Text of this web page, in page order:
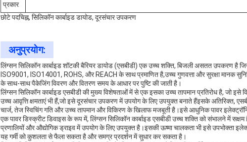
प्रकार
छोटे पदचिह्न, सिलिकॉन कार्बाइड डायोड, दूरसंचार उपकरण
अनुप्रयोग:
लिंग्सन सिलिकॉन कार्बाइड शॉटकी बैरियर डायोड (एसबीडी) एक उच्च शक्ति, बिजली असतत उपकरण है
ISO9001, ISO14001, ROHS, और REACH के साथ प्रमाणित है,उच्च गुणवत्ता और सुरक्षा मानक
के साथ-साथ पैकेजिंग विवरण और वितरण समय के आधार पर पुष्टि की जाती है।
लिंग्सन सिलिकॉन कार्बाइड एसबीडी की मुख्य विशेषताओं में से एक इसका उच्च तापमान प्रतिरोध है, जो इसे
उच्च आवृत्ति क्षमताएं भी हैं,जो इसे दूरसंचार उपकरण में उपयोग के लिए उपयुक्त बनाते हैंइसके अतिरिक्त,
चार्ज, तेज स्विचिंग गति और उच्च तापमान और विकिरण के खिलाफ मजबूती है।इसे आधुनिक पावर
एक पावर डिस्क्रीट डिवाइस के रूप में, लिंग्सन सिलिकॉन कार्बाइड एसबीडी उच्च शक्ति को संभालने में
प्रणालियों और औद्योगिक ड्राइव में उपयोग के लिए उपयुक्त है।इसकी ऊष्मा चालकता भी इसे उपभोक्ता
यह गर्मी को कुशलता से फैला सकता है और समग्र प्रदर्शन में सुधार कर सकता है।